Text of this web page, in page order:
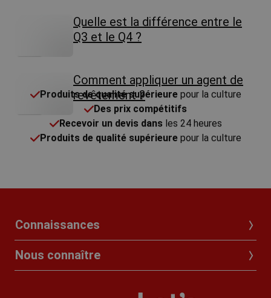
Quelle est la différence entre le
Q3 et le Q4 ?
Comment appliquer un agent de
revêtement ?
Produits de qualité supérieurepour la culture
Connaissances
Nous connaître